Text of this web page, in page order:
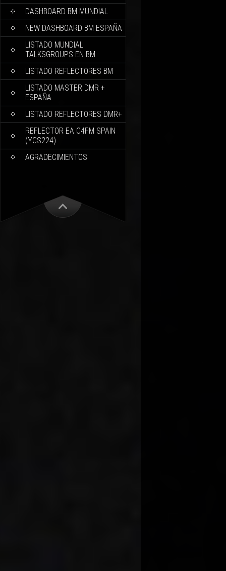
DASHBOARD BM MUNDIAL
NEW DASHBOARD BM ESPAÑA
LISTADO MUNDIAL
TALKSGROUPS EN BM
LISTADO REFLECTORES BM
LISTADO MASTER DMR +
ESPAÑA
LISTADO REFLECTORES DMR+
REFLECTOR EA C4FM SPAIN
(YCS224)
AGRADECIMIENTOS